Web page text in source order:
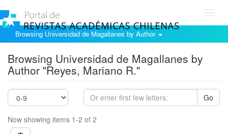
Browsing Universidad de Magallanes by Author
Browsing Universidad de Magallanes by
Author "Reyes, Mariano R."
Go
Now showing items 1-2 of 2